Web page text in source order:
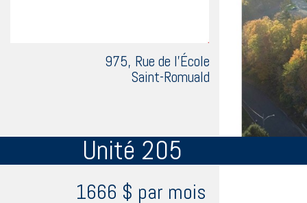
975, Rue de l'École
Saint-Romuald
Unité 205
1666 $ par mois